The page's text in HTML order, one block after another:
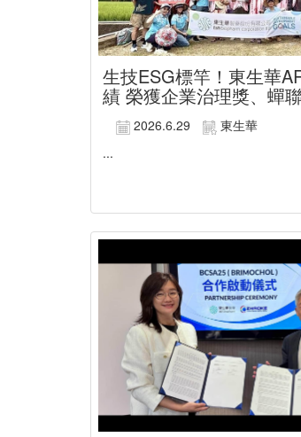
生技ESG標竿！東生華
績 榮獲企業治理獎、蟬
2026.6.29
東生華
...